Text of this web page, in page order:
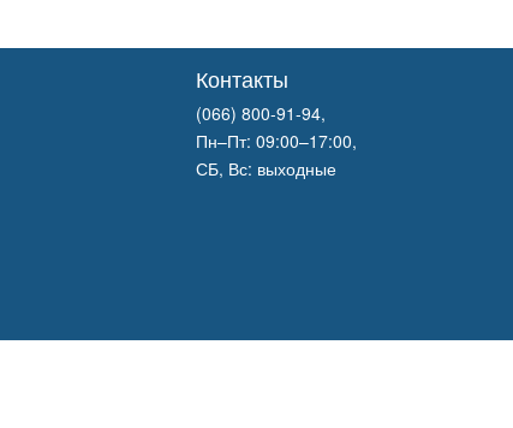
Контакты
(066) 800-91-94,
Пн–Пт: 09:00–17:00,
СБ, Вс: выходные